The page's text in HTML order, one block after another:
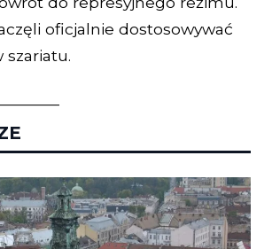
oficjalnie dostosowywać
szariatu.